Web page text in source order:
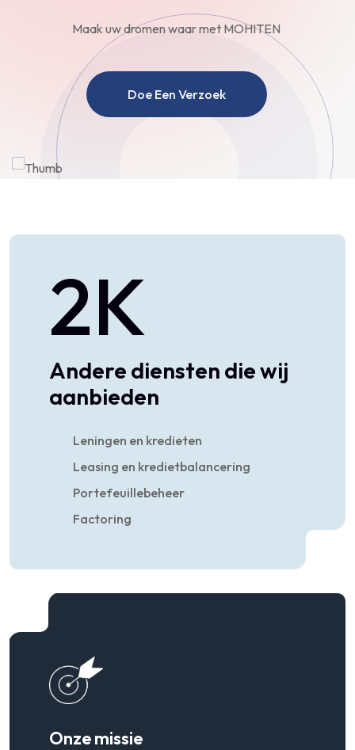
Maak uw dromen waar met MOHITEN
Doe Een Verzoek
2K
Andere diensten die wij
aanbieden
Leningen en kredieten
Leasing en kredietbalancering
Portefeuillebeheer
Factoring
Onze missie